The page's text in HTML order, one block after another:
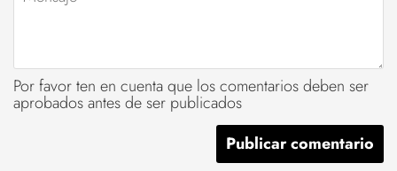
Por favor ten en cuenta que los comentarios deben ser
aprobados antes de ser publicados